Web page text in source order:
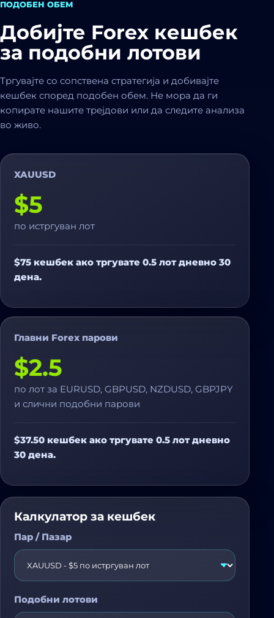
ПОДОБЕН ОБЕМ
Добијте Forex кешбек
за подобни лотови
Тргувајте со сопствена стратегија и добивајте
кешбек според подобен обем. Не мора да ги
копирате нашите трејдови или да следите анализа
во живо.
XAUUSD
$5
по истргуван лот
$75 кешбек ако тргувате 0.5 лот дневно 30
дена.
Главни Forex парови
$2.5
по лот за EURUSD, GBPUSD, NZDUSD, GBPJPY
и слични подобни парови
$37.50 кешбек ако тргувате 0.5 лот дневно
30 дена.
Калкулатор за кешбек
Пар / Пазар
Подобни лотови